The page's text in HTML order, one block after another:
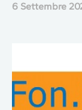
6 Settembre